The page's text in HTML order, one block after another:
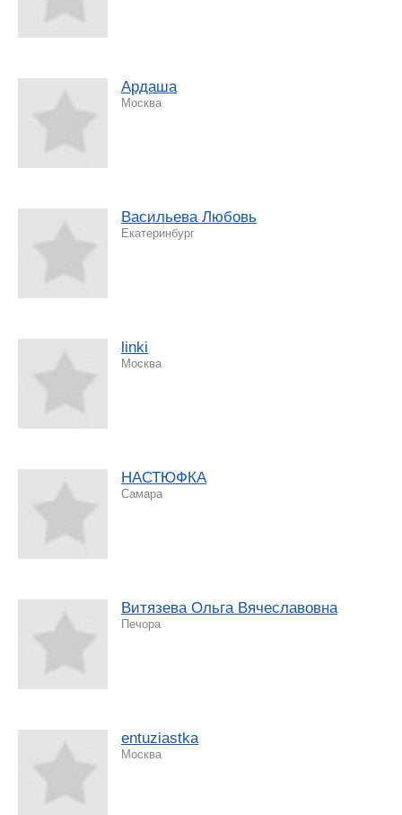
Ардаша
Москва
Васильева Любовь
Екатеринбург
linki
Москва
НАСТЮФКА
Самара
Витязева Ольга Вячеславовна
Печора
entuziastka
Москва